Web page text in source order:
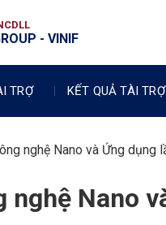
- VINIF
TRỢ KẾT QUẢ TÀI TRỢ
nghệ Nano và Ứng dụng
nghệ Nano